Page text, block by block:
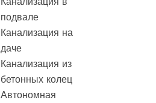
подвале
Канализация на
даче
Канализация из
бетонных колец
Автономная